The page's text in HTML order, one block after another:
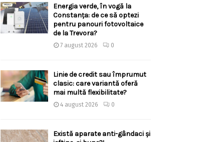
Energia verde, în vogă la
Constanța: de ce să optezi
pentru panouri fotovoltaice
de la Trevora?
7 august 2026 0
Linie de credit sau împrumut
clasic: care variantă oferă
mai multă flexibilitate?
4 august 2026 0
Există aparate anti-gândaci și